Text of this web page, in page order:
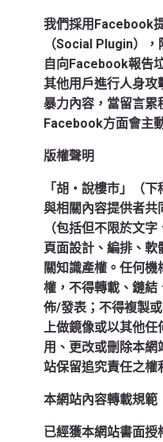
我們採用Facebook
（Social Plugin）
自向Facebook報告
其他用戶進行人身攻
暴力內容，當留言累
Facebook方面會主
版權聲明
「胡‧說樓市」（
與相關內容提供者共
（包括但不限於文
頁面設計、編排、軟
關知識產權。任何
權，不得轉載、鏈結
佈/發表；不得複製
上做鏡像或以其他任
用、更改或刪除本網
站保留追究責任之權
本網站內容轉載規範
已經獲本網站書面授